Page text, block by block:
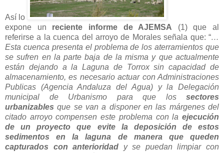
Así lo
expone un reciente informe de AJEMSA (1) que al
referirse a la cuenca del arroyo de Morales señala que: “…
Esta cuenca presenta el problema de los aterramientos que
se sufren en la parte baja de la misma y que actualmente
están dejando a la Laguna de Torrox sin capacidad de
almacenamiento, es necesario actuar con Administraciones
Publicas (Agencia Andaluza del Agua) y la Delegación
municipal de Urbanismo para que los sectores
urbanizables que se van a disponer en las márgenes del
citado arroyo compensen este problema con la ejecución
de un proyecto que evite la deposición de estos
sedimentos en la laguna de manera que queden
capturados con anterioridad y se puedan limpiar con